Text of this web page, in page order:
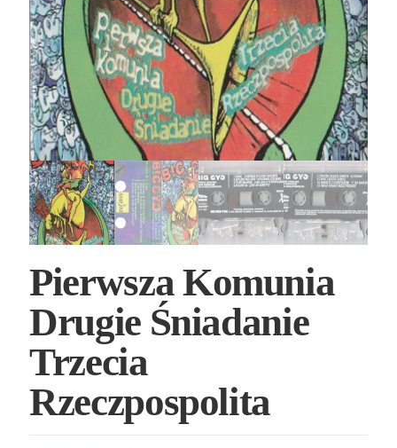
Pierwsza Komunia
Drugie Śniadanie
Trzecia
Rzeczpospolita